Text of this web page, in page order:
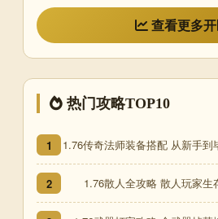
查看更多
热门攻略TOP10
1 1.76传奇法师装备搭配 从新手到
2 1.76散人全攻略 散人玩家生